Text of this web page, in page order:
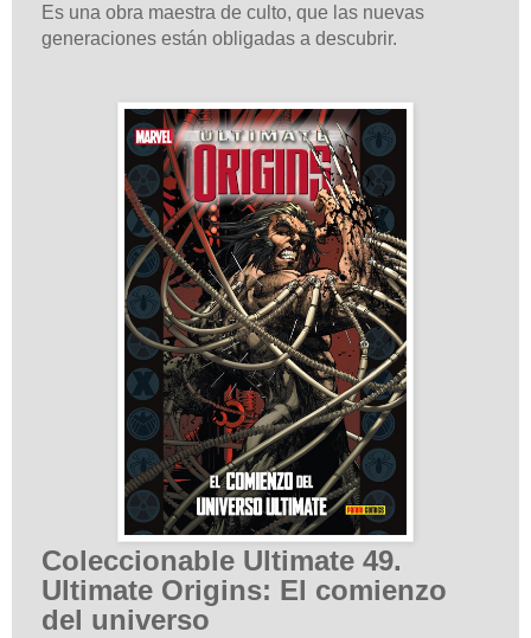
Es una obra maestra de culto, que las nuevas
generaciones están obligadas a descubrir.
Coleccionable Ultimate 49.
Ultimate Origins: El comienzo
del universo